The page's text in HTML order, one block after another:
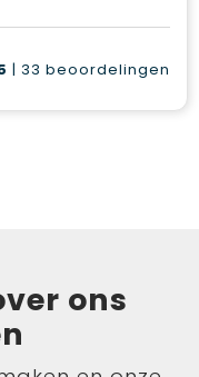
| 33 beoordelingen
ons